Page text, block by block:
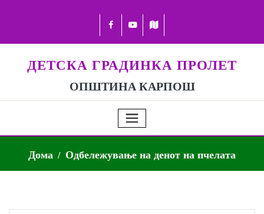
ДЕТСКА ГРАДИНКА ПРОЛЕТ
ОПШТИНА КАРПОШ
Дома Одбележување на денот на пчелата